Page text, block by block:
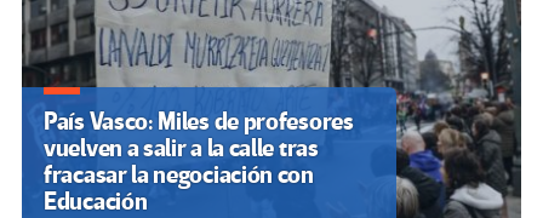
País Vasco: Miles de profesores
vuelven a salir a la calle tras
fracasar la negociación con
Educación